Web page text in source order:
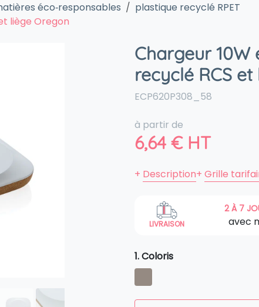
éco‑responsables
plastique recyclé RPET
liège Oregon
Chargeur 10W
recyclé RCS
ECP620P308_58
à partir de
6,64 €HT
+ Description+ Grille
LIVRAISON
2 À 7
avec
1. Coloris